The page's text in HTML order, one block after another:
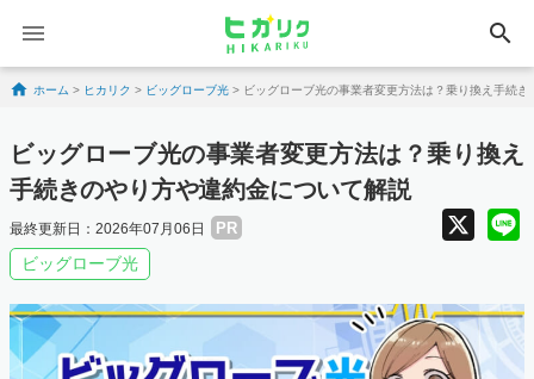
search
Skip to content
ホーム > ヒカリク > ビッグローブ光 > ビッグローブ光の事業者変更方法は？乗り換え手続
ビッグローブ光の事業者変更方法は？乗り換え
手続きのやり方や違約金について解説
最終更新日：2026年07月06日 PR X
ビッグローブ光